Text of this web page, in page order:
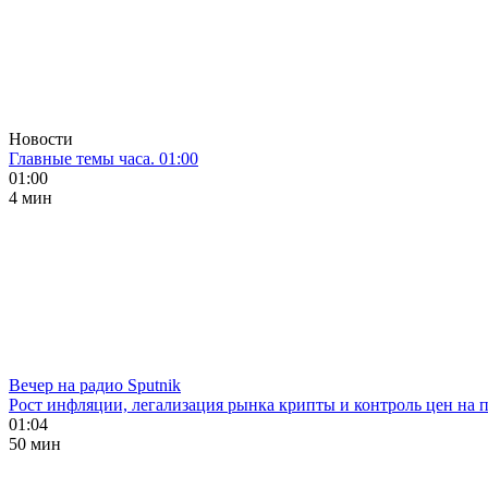
Новости
Главные темы часа. 01:00
01:00
4 мин
Вечер на радио Sputnik
Рост инфляции, легализация рынка крипты и контроль цен на
01:04
50 мин